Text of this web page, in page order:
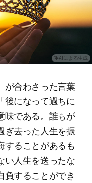
AIによる生成
が合わさった言葉
後になって過ちに
味である。誰もが
ぎ去った人生を振
することがあるも
い人生を送ったな
負することができ